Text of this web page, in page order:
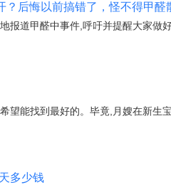
？后悔以前搞错了，怪不得甲醛
报道甲醛中事件,呼吁并提醒大家
望能找到最好的。毕竟,月嫂在新生
多少钱